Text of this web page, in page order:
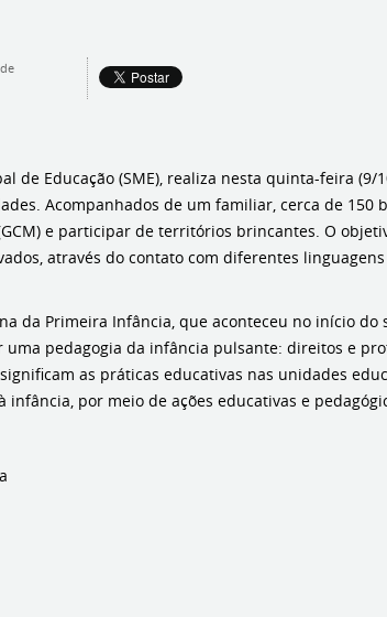
Educação (SME), realiza nesta quinta-feira (9/
Acompanhados de um familiar, cerca de 150
e participar de territórios brincantes. O
através do contato com diferentes
da Primeira Infância, que aconteceu no início do
pedagogia da infância pulsante: direitos e
as práticas educativas nas unidades
por meio de ações educativas e